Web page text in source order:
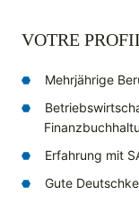
VOTRE
Mehrjährige
Erfahrung mit
Gute